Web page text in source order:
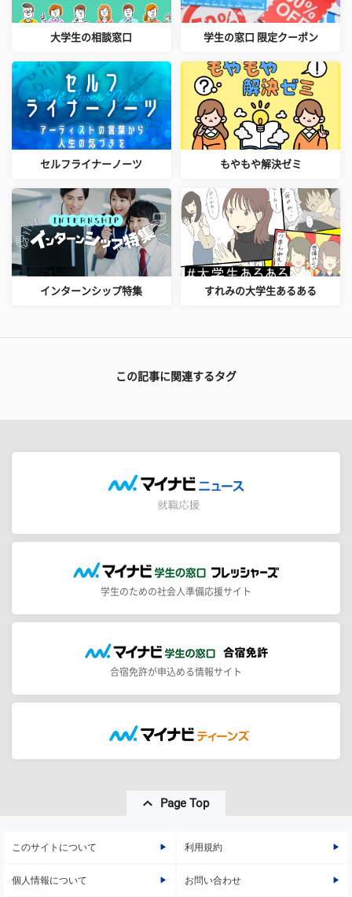
大学生の相談窓口 学生の窓口 限定クーポン
セルフライナーノーツ もやもや解決ゼミ
インターンシップ特集 すれみの大学生あるある
この記事に関連するタグ
学生のための社会人準備応援サイト
合宿免許が申込める情報サイト
Page Top
このサイトについて 利用規約
個人情報について お問い合わせ